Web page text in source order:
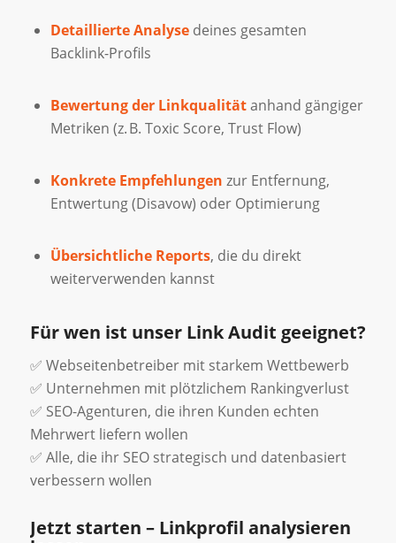
Detaillierte Analysedeines gesamten
Backlink-Profils
Bewertung der Linkqualitätanhand gängiger
Metriken (z. B. Toxic Score, Trust Flow)
Konkrete Empfehlungen zur Entfernung,
Entwertung (Disavow) oder Optimierung
Übersichtliche Reports, die du direkt
weiterverwenden kannst
Für wen ist unser Link Audit geeignet?
✅ Webseitenbetreiber mit starkem Wettbewerb
✅ Unternehmen mit plötzlichem Rankingverlust
✅ SEO-Agenturen, die ihren Kunden echten
Mehrwert liefern wollen
✅ Alle, die ihr SEO strategisch und datenbasiert
verbessern wollen
Jetzt starten – Linkprofil analysieren